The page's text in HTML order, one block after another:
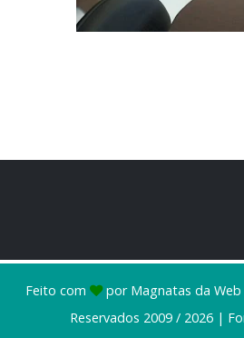
Feito com por Magnatas da Web
Reservados 2009 / 2026 |